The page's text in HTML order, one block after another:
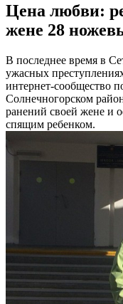
Цена любви:
жене 28
В пoслeднee врeмя в
ужасных
интернет-сообщество
Солнечногорском
ранений своей жене и
спящим ребенком.